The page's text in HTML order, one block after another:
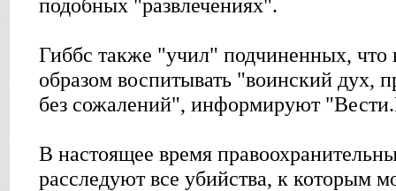
подобных "развлечениях".
Гиббс также "учил" подчиненных, что
образом воспитывать "воинский дух,
без сожалений", информируют
В настоящее время
расследуют все убийства, к которым